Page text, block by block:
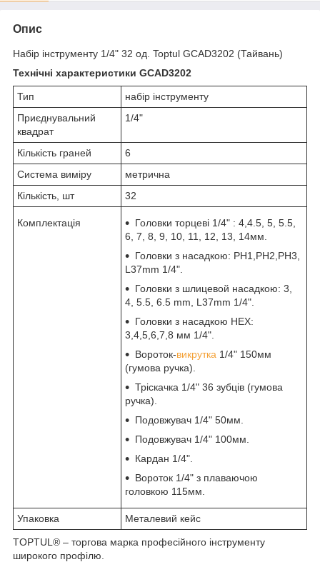
Опис
Набір інструменту 1/4" 32 од. Toptul GCAD3202 (Тайвань)
Технічні характеристики GCAD3202
Тип
набір інструменту
Приєднувальний
квадрат
1/4"
Кількість граней
6
Система виміру
метрична
Кількість, шт
32
Комплектація
Головки торцеві 1/4" : 4,4.5, 5, 5.5,
6, 7, 8, 9, 10, 11, 12, 13, 14мм.
Головки з насадкою: PH1,PH2,PH3,
L37mm 1/4".
Головки з шлицевой насадкою: 3,
4, 5.5, 6.5 mm, L37mm 1/4".
Головки з насадкою HEX:
3,4,5,6,7,8 мм 1/4".
Вороток-викрутка 1/4" 150мм
(гумова ручка).
Тріскачка 1/4" 36 зубців (гумова
ручка).
Подовжувач 1/4" 50мм.
Подовжувач 1/4" 100мм.
Кардан 1/4".
Вороток 1/4" з плаваючою
головкою 115мм.
Упаковка Металевий кейс
TOPTUL® – торгова марка професійного інструменту
широкого профілю.